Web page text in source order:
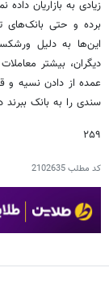
زیادی به بازاریان
برده و حتی بانک‌های
این‌ها به دلیل
دیگران، بیشتر
عمده از دادن نسیه و
سندی را به بانک
۲۵۹
کد مطلب2102635